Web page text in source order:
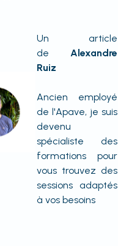
Un article
de Alexandre
Ruiz
Ancien employé
de l'Apave, je suis
devenu
spécialiste des
formations pour
vous trouvez des
sessions adaptés
à vos besoins